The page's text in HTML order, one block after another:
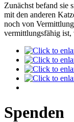
Zunächst befand sie
mit den anderen
noch von
vermittlungsfähig ist,
Spenden